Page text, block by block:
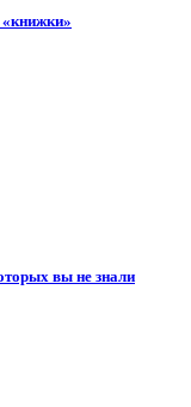
вы не знали